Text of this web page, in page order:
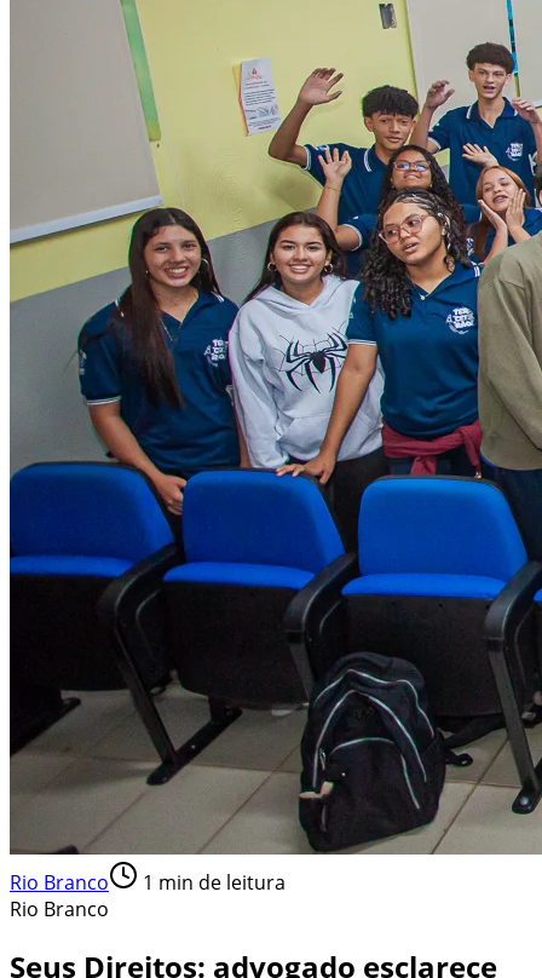
Rio Branco 1 min de leitura
Rio Branco
Seus Direitos: advogado esclarece